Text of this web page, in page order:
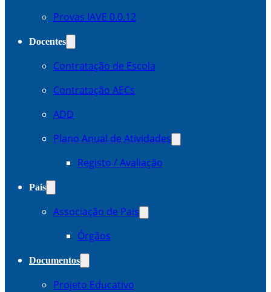
Provas IAVE 0.0.12
Docentes
Contratação de Escola
Contratação AECs
ADD
Plano Anual de Atividades
Registo / Avaliação
Pais
Associação de Pais
Órgãos
Documentos
Projeto Educativo